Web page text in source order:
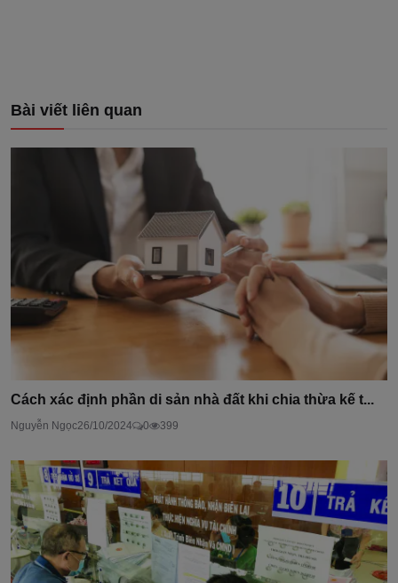
Bài viết liên quan
Cách xác định phần di sản nhà đất khi chia thừa kế t...
Nguyễn Ngọc26/10/2024 0 399